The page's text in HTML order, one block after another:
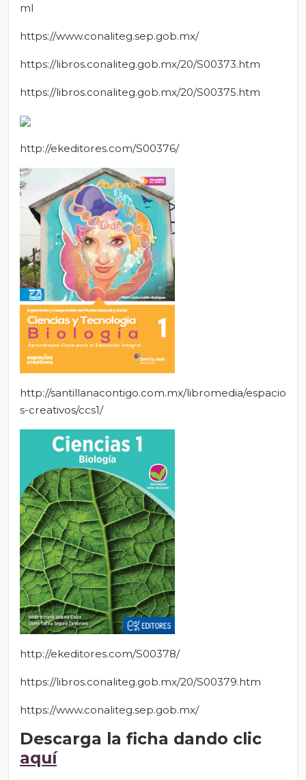
ml
https://www.conaliteg.sep.gob.mx/
https://libros.conaliteg.gob.mx/20/S00373.htm
https://libros.conaliteg.gob.mx/20/S00375.htm
http://ekeditores.com/S00376/
http://santillanacontigo.com.mx/libromedia/espacio
s-creativos/ccs1/
http://ekeditores.com/S00378/
https://libros.conaliteg.gob.mx/20/S00379.htm
https://www.conaliteg.sep.gob.mx/
Descarga la ficha dando clic
aquí